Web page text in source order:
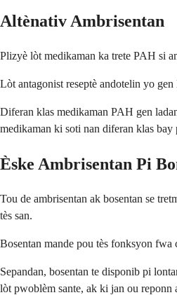
Altènativ Ambrisentan
Plizyè lòt medikaman ka trete PAH si
Lòt antagonist reseptè andotelin yo
Diferan klas medikaman PAH gen
medikaman ki soti nan diferan klas
Èske Ambrisentan Pi
Tou de ambrisentan ak bosentan se
tès san.
Bosentan mande pou tès fonksyon
Sepandan, bosentan te disponib pi
lòt pwoblèm sante, ak ki jan ou reponn